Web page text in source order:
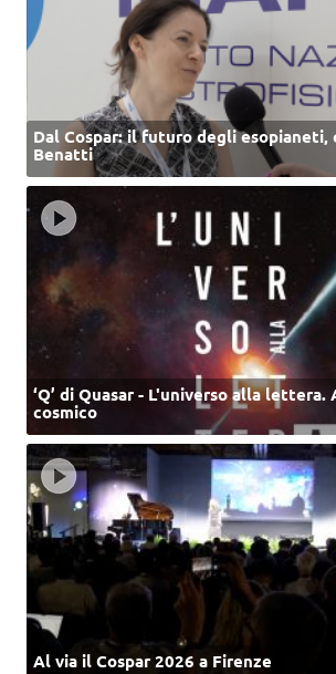
Dal Cospar: il futuro degli esopianeti,
Benatti
‘Q’ di Quasar - L'universo alla
cosmico
Al via il Cospar 2026 a Firenze